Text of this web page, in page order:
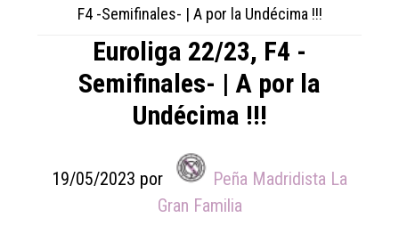
F4 -Semifinales- | A por la Undécima !!!
Euroliga 22/23, F4 -
Semifinales- | A por la
Undécima !!!
19/05/2023 por
Peña Madridista La
Gran Familia